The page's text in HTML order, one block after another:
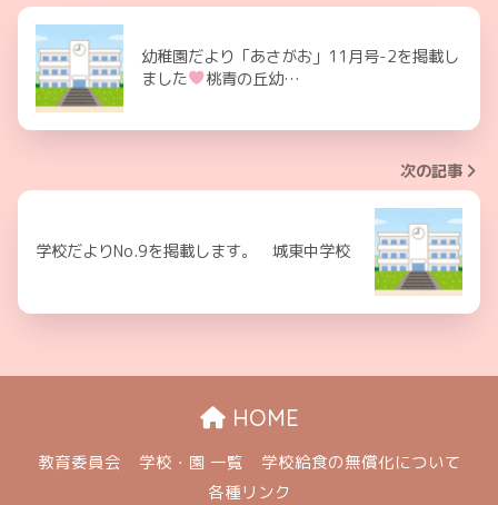
幼稚園だより「あさがお」11月号-2を掲載し
ました
桃青の丘幼…
次の記事
学校だよりNo.9を掲載します。 城東中学校
HOME
教育委員会 学校・園 一覧
学校給食の無償化について
各種リンク